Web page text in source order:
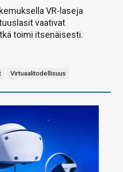
VR-laseja
vaativat
toimi itsenäisesti.
Virtuaalitodellisuus